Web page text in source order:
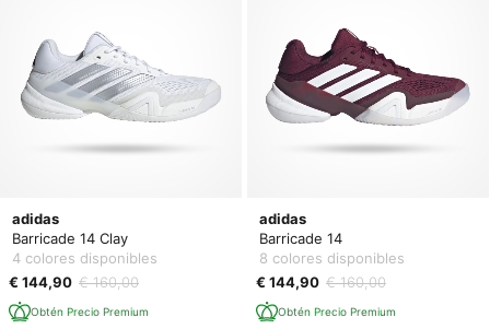
adidas
Barricade 14 Clay
4 colores disponibles
€ 144,90 € 160,00
Obtén Precio Premium
adidas
Barricade 14
8 colores disponibles
€ 144,90 € 160,00
Obtén Precio Premium